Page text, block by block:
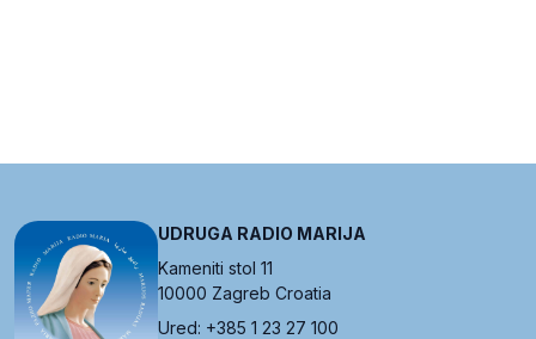
UDRUGA RADIO MARIJA
Kameniti stol 11
10000 Zagreb Croatia
Ured: +385 1 23 27 100